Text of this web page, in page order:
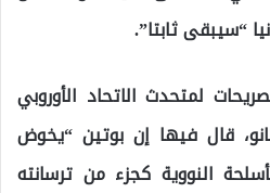
“سيبقى ثابتا”.
لمتحدث الاتحاد الأوروبي
قال فيها إن بوتين “يخوض
النووية كجزء من ترسانته